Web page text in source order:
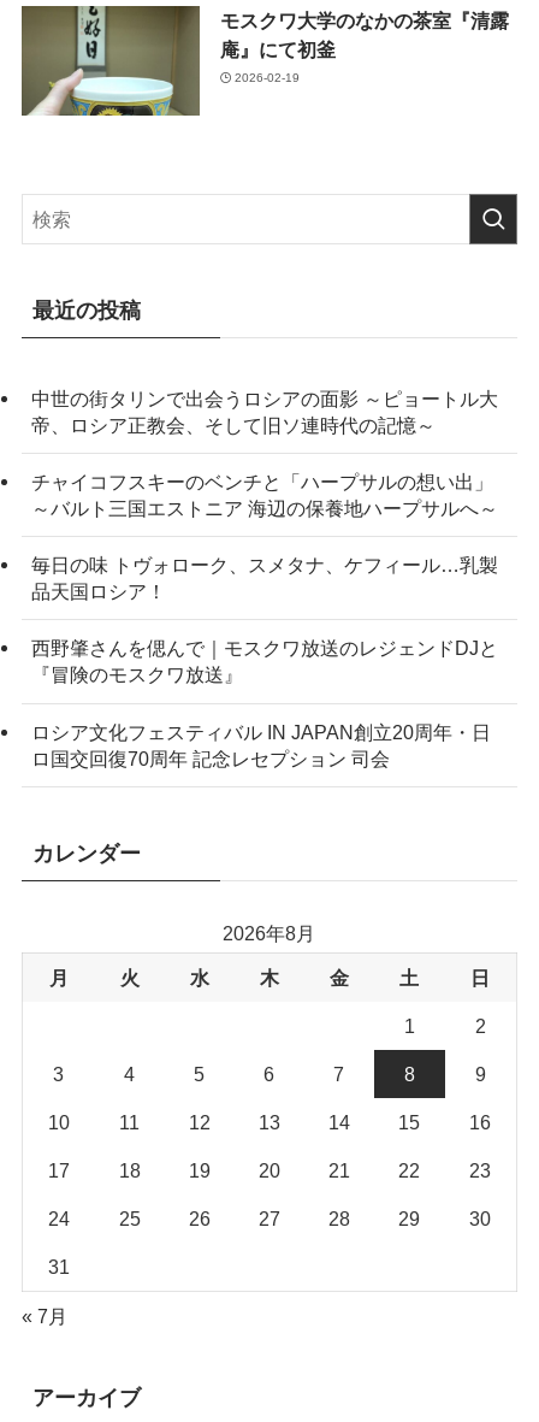
モスクワ大学のなかの茶室『清露
庵』にて初釜
2026-02-19
最近の投稿
中世の街タリンで出会うロシアの面影 ～ピョートル大
帝、ロシア正教会、そして旧ソ連時代の記憶～
チャイコフスキーのベンチと「ハープサルの想い出」
～バルト三国エストニア 海辺の保養地ハープサルへ～
毎日の味 トヴォローク、スメタナ、ケフィール…乳製
品天国ロシア！
西野肇さんを偲んで｜モスクワ放送のレジェンドDJと
『冒険のモスクワ放送』
ロシア文化フェスティバル IN JAPAN創立20周年・日
ロ国交回復70周年 記念レセプション 司会
カレンダー
2026年8月
月 火 水 木 金 土 日
1 2
3 4 5 6 7 8 9
10 11 12 13 14 15 16
17 18 19 20 21 22 23
24 25 26 27 28 29 30
31
« 7月
アーカイブ